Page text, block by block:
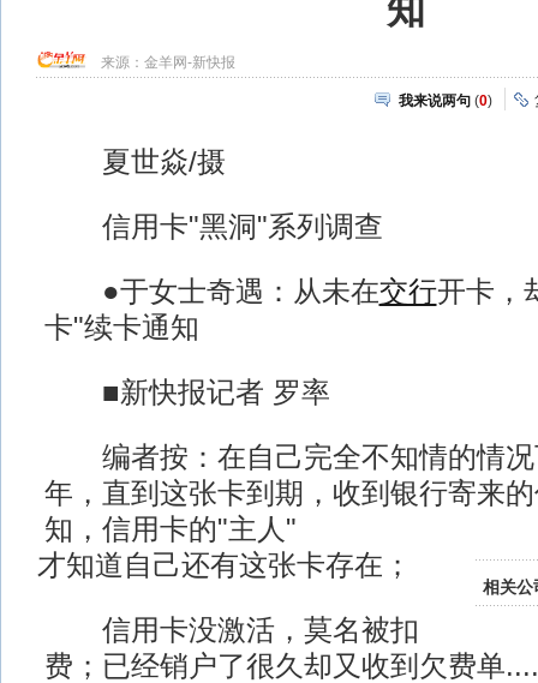
知
来源： 金羊网-新快报
我来说两句 (0)
夏世焱/摄
信用卡"黑洞"系列调查
●于女士奇遇：从未在交行开卡，
卡"续卡通知
■新快报记者 罗率
编者按：在自己完全不知情的情况
年，直到这张卡到期，收到银行寄来
知，信用卡的"主人"
相关公
才知道自己还有这张卡存在；
信用卡没激活，莫名被扣
费；已经销户了很久却又收到欠费单